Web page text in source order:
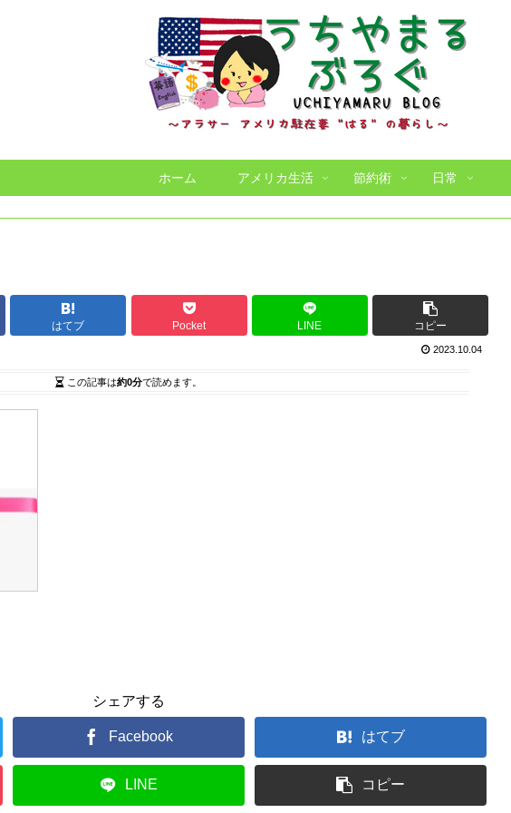
ホーム アメリカ生活 節約術 日常
はてブ Pocket LINE コピー
2023.10.04
この記事は約0分で読めます。
シェアする
Facebook はてブ
LINE コピー